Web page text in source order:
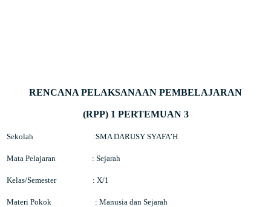
RENCANA PELAKSANAAN PEMBELAJARAN
(RPP) 1 PERTEMUAN 3
Sekolah :SMA DARUSY SYAFA’H
Mata Pelajaran : Sejarah
Kelas/Semester : X/1
Materi Pokok :Manusia dan Sejarah